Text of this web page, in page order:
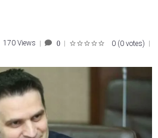
170 Views 0 0 (0 votes)